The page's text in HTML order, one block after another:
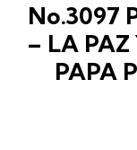
No.3097
– LA PAZ
PAPA